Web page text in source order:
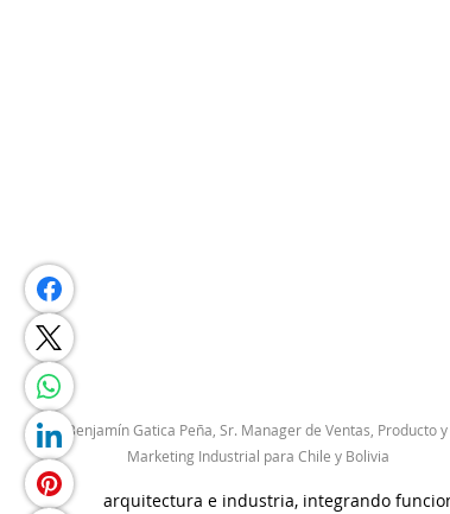
Benjamín Gatica Peña, Sr. Manager de Ventas, Producto y
Marketing Industrial para Chile y Bolivia
arquitectura e industria, integrando